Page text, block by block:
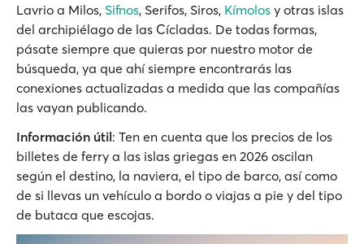
Lavrio a Milos, Sifnos, Serifos, Siros, Kímolos y otras islas
del archipiélago de las Cícladas. De todas formas,
pásate siempre que quieras por nuestro motor de
búsqueda, ya que ahí siempre encontrarás las
conexiones actualizadas a medida que las compañías
las vayan publicando.
Información útil: Ten en cuenta que los precios de los
billetes de ferry a las islas griegas en 2026 oscilan
según el destino, la naviera, el tipo de barco, así como
de si llevas un vehículo a bordo o viajas a pie y del tipo
de butaca que escojas.